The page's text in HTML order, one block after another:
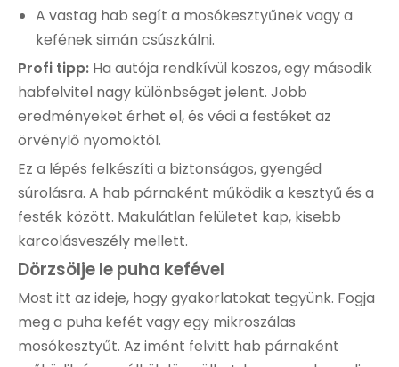
A vastag hab segít a mosókesztyűnek vagy a
kefének simán csúszkálni.
Profi tipp: Ha autója rendkívül koszos, egy második
habfelvitel nagy különbséget jelent. Jobb
eredményeket érhet el, és védi a festéket az
örvénylő nyomoktól.
Ez a lépés felkészíti a biztonságos, gyengéd
súrolásra. A hab párnaként működik a kesztyű és a
festék között. Makulátlan felületet kap, kisebb
karcolásveszély mellett.
Dörzsölje le puha kefével
Most itt az ideje, hogy gyakorlatokat tegyünk. Fogja
meg a puha kefét vagy egy mikroszálas
mosókesztyűt. Az imént felvitt hab párnaként